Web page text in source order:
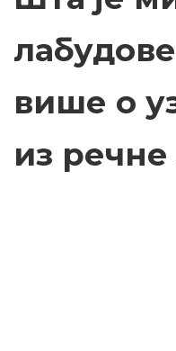
више о
из